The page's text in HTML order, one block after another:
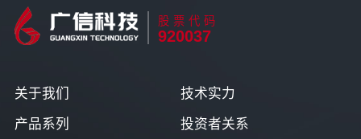
股票代码
920037
关于我们 技术实力
产品系列 投资者关系